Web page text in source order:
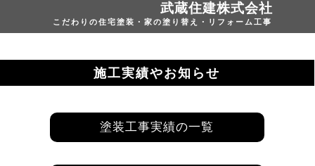
武蔵住建株式会社
こだわりの住宅塗装・家の塗り替え・リフォーム工事
施工実績やお知らせ
塗装工事実績の一覧